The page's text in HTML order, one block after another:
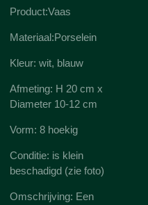
Product:Vaas
Materiaal:Porselein
Kleur: wit, blauw
Afmeting: H 20 cm x
Diameter 10-12 cm
Vorm: 8 hoekig
Conditie: is klein
beschadigd (zie foto)
Omschrijving: Een